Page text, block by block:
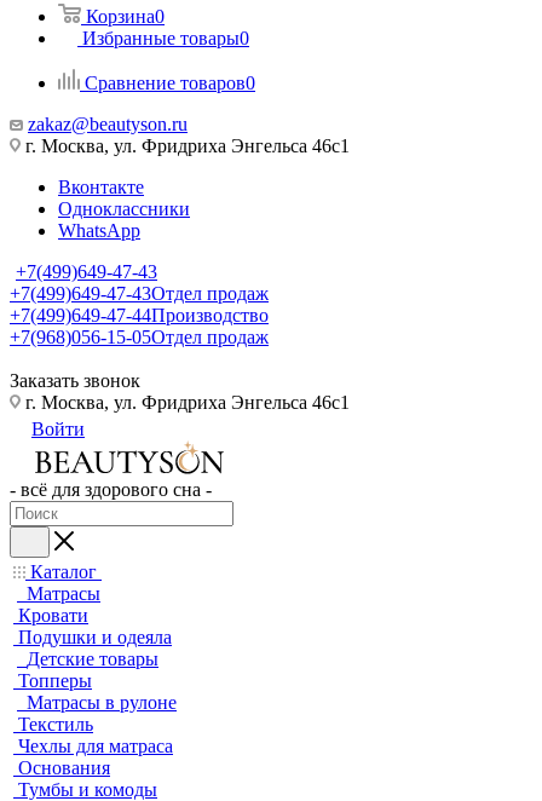
Корзина0
Избранные товары0
Сравнение товаров0
zakaz@beautyson.ru
г. Москва, ул. Фридриха Энгельса 46с1
Вконтакте
Одноклассники
WhatsApp
+7(499)649-47-43
+7(499)649-47-43Отдел продаж
+7(499)649-47-44Производство
+7(968)056-15-05Отдел продаж
Заказать звонок
г. Москва, ул. Фридриха Энгельса 46с1
Войти
- всё для здорового сна -
Каталог
Матрасы
Кровати
Подушки и одеяла
Детские товары
Топперы
Матрасы в рулоне
Текстиль
Чехлы для матраса
Основания
Тумбы и комоды